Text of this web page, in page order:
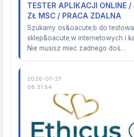
TESTER APLIKACJI ONLINE
ZŁ MSC / PRACA ZDALNA
Szukamy os&oacute;b do
sklep&oacute;w internetowych i
Nie musisz mieć żadnego doś…
2026-07-27
08:31:54